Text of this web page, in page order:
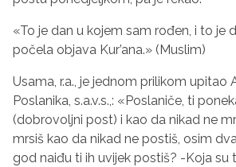
«To je dan u kojem sam rođen, i to je
počela objava Kur’ana.» (Muslim)
Usama, r.a., je jednom prilikom upitao
Poslanika, s.a.v.s.,: «Poslaniče, ti
(dobrovoljni post) i kao da nikad ne
mrsiš kao da nikad ne postiš, osim
god naiđu ti ih uvijek postiš? -Koja su